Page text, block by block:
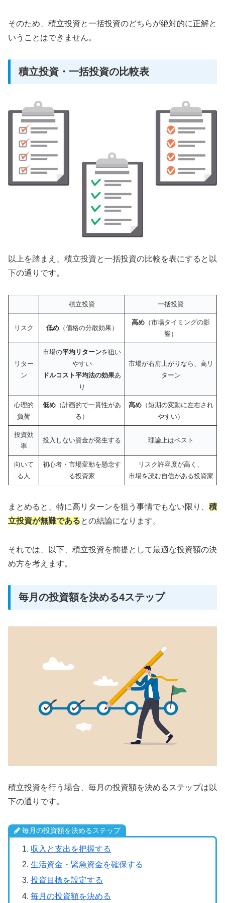
そのため、積立投資と一括投資のどちらが絶対的に正解と
いうことはできません。
積立投資・一括投資の比較表
以上を踏まえ、積立投資と一括投資の比較を表にすると以
下の通りです。
積立投資 一括投資
リスク 低め（価格の分散効果）
高め （市場タイミングの影
響）
リター
ン
市場の平均リターンを狙い
やすい
ドルコスト平均法の効果あ
り
市場が右肩上がりなら、高リ
ターン
心理的
負荷
低め （計画的で一貫性があ
る）
高め（短期の変動に左右され
やすい）
投資効
率
投入しない資金が発生する 理論上はベスト
向いて
る人
初心者・市場変動を懸念す
る投資家
リスク許容度が高く、
市場を読む自信がある投資家
まとめると、特に高リターンを狙う事情でもない限り、 積
立投資が無難であるとの結論になります。
それでは、以下、積立投資を前提として最適な投資額の決
め方を考えます。
毎月の投資額を決める4ステップ
積立投資を行う場合、毎月の投資額を決めるステップは以
下の通りです。
毎月の投資額を決めるステップ
収入と支出を把握する
生活資金・緊急資金を確保する
投資目標を設定する
毎月の投資額を決める